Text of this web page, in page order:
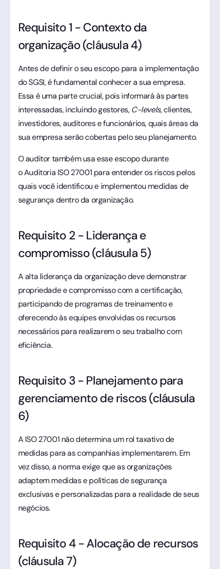
Requisito 1 - Contexto da
organização (cláusula 4)
Antes de definir o seu escopo para a implementação
do SGSI, é fundamental conhecer a sua empresa.
Essa é uma parte crucial, pois informará às partes
interessadas, incluindo gestores, C-levels, clientes,
investidores, auditores e funcionários, quais áreas da
sua empresa serão cobertas pelo seu planejamento.
O auditor também usa esse escopo durante
o Auditoria ISO 27001 para entender os riscos pelos
quais você identificou e implementou medidas de
segurança dentro da organização.
Requisito 2 - Liderança e
compromisso (cláusula 5)
A alta liderança da organização deve demonstrar
propriedade e compromisso com a certificação,
participando de programas de treinamento e
oferecendo às equipes envolvidas os recursos
necessários para realizarem o seu trabalho com
eficiência.
Requisito 3 - Planejamento para
gerenciamento de riscos (cláusula
6)
A ISO 27001 não determina um rol taxativo de
medidas para as companhias implementarem. Em
vez disso, a norma exige que as organizações
adaptem medidas e políticas de segurança
exclusivas e personalizadas para a realidade de seus
negócios.
Requisito 4 - Alocação de recursos
(cláusula 7)